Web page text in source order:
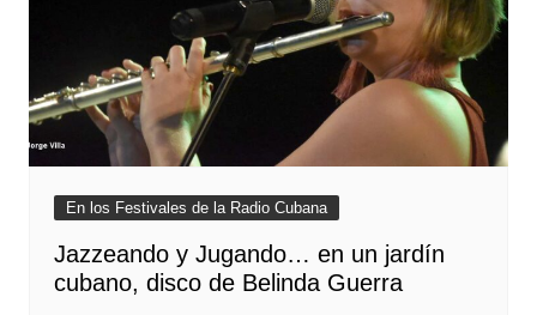
En los Festivales de la Radio Cubana
Jazzeando y Jugando… en un jardín
cubano, disco de Belinda Guerra